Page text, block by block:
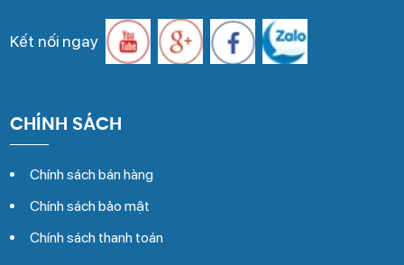
Kết nối ngay
CHÍNH SÁCH
Chính sách bán hàng
Chính sách bảo mật
Chính sách thanh toán